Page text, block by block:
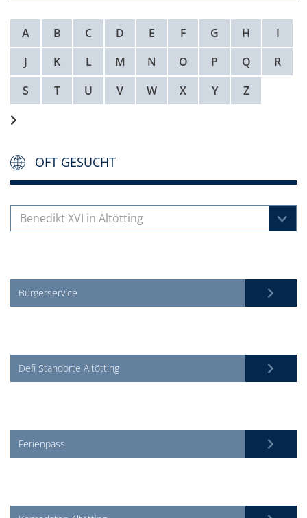
A B C D E F G H
I
J
K L M N O P Q
R
S
T U V W X Y Z
OFT GESUCHT
Benedikt XVI in Altötting
Bürgerservice
Defi Standorte Altötting
Ferienpass